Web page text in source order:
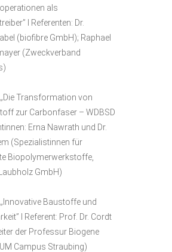
als
I Referenten: Dr.
(biofibre GmbH); Raphael
(Zweckverband
Transformation von
zur Carbonfaser – WDBSD
Erna Nawrath und Dr.
(Spezialistinnen für
Biopolymerwerkstoffe,
GmbH)
Baustoffe und
I Referent: Prof. Dr. Cordt
der Professur Biogene
Campus Straubing)